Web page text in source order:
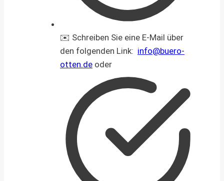
✉️ Schreiben Sie eine E-Mail über
den folgenden Link: info@buero-
otten.de oder